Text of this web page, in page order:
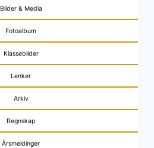
Bilder & Media
Fotoalbum
Klassebilder
Lenker
Arkiv
Regnskap
Årsmeldinger